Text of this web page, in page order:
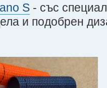
S - със
и подобрен